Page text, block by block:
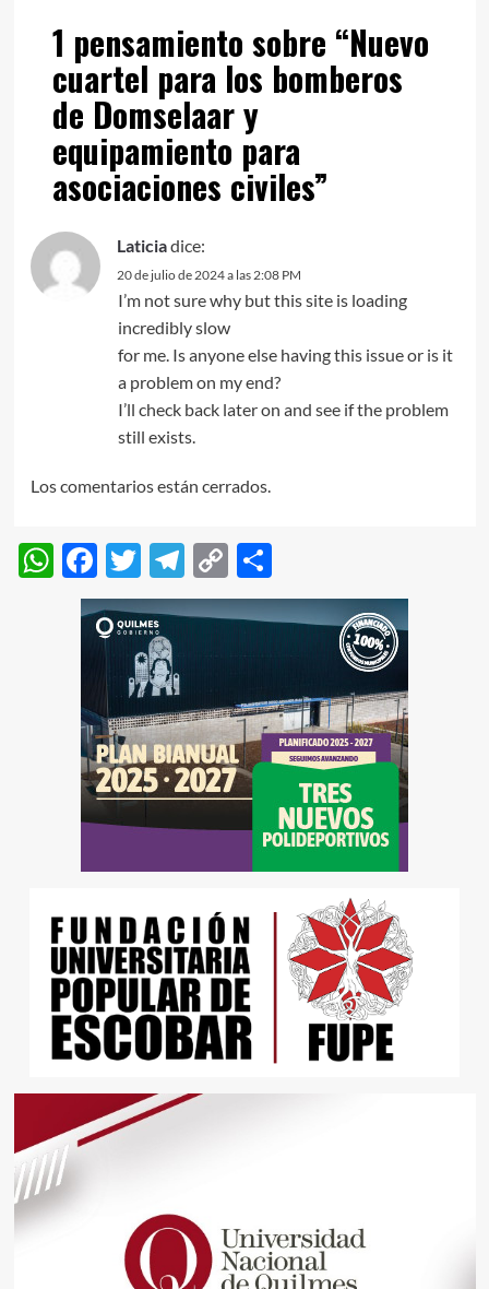
1 pensamiento sobre “Nuevo
cuartel para los bomberos
de Domselaar y
equipamiento para
asociaciones civiles”
Laticiadice:
20 de julio de 2024 a las 2:08 PM
I’m not sure why but this site is loading
incredibly slow
for me. Is anyone else having this issue or is it
a problem on my end?
I’ll check back later on and see if the problem
still exists.
Los comentarios están cerrados.
WhatsApp
Facebook
Twitter
Telegram
Copy
Link
Compartir